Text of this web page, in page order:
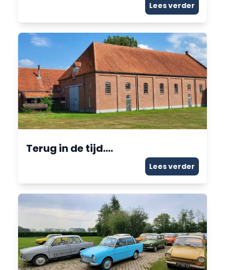
Lees verder
Terug in de tijd….
Lees verder